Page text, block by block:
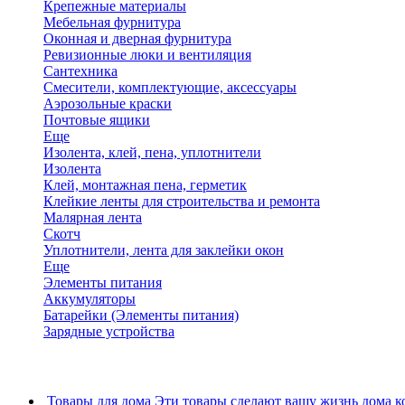
Крепежные материалы
Мебельная фурнитура
Оконная и дверная фурнитура
Ревизионные люки и вентиляция
Сантехника
Смесители, комплектующие, аксессуары
Аэрозольные краски
Почтовые ящики
Еще
Изолента, клей, пена, уплотнители
Изолента
Клей, монтажная пена, герметик
Клейкие ленты для строительства и ремонта
Малярная лента
Скотч
Уплотнители, лента для заклейки окон
Еще
Элементы питания
Аккумуляторы
Батарейки (Элементы питания)
Зарядные устройства
Товары для дома Эти товары сделают вашу жизнь дома